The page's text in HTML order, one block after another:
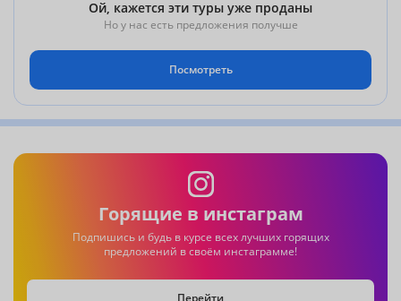
Ой, кажется эти туры уже проданы
Но у нас есть предложения получше
Посмотреть
Горящие в инстаграм
Подпишись и будь в курсе всех лучших горящих
предложений в своём инстаграмме!
Перейти